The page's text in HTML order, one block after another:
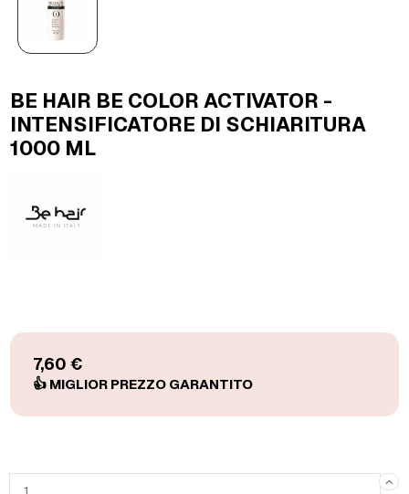
BE HAIR BE COLOR ACTIVATOR -
INTENSIFICATORE DI SCHIARITURA
1000 ML
7,60 €